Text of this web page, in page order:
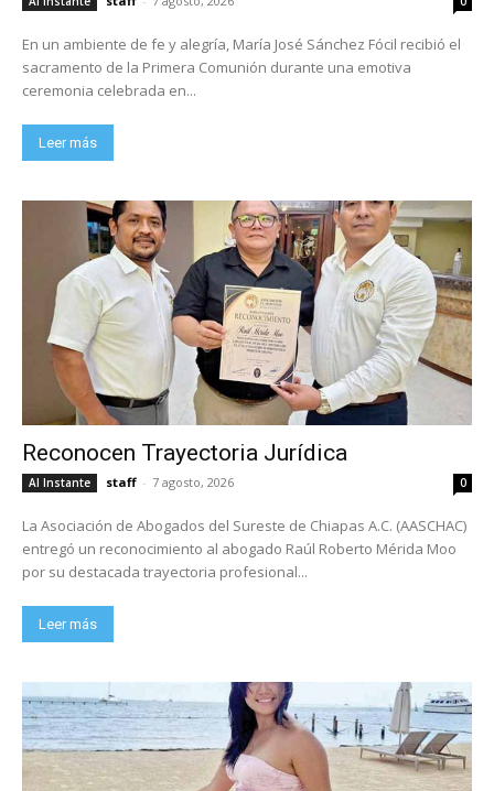
En un ambiente de fe y alegría, María José Sánchez Fócil recibió el
sacramento de la Primera Comunión durante una emotiva
ceremonia celebrada en...
Leer más
Reconocen Trayectoria Jurídica
Al Instante staff - 7 agosto, 2026 0
La Asociación de Abogados del Sureste de Chiapas A.C. (AASCHAC)
entregó un reconocimiento al abogado Raúl Roberto Mérida Moo
por su destacada trayectoria profesional...
Leer más